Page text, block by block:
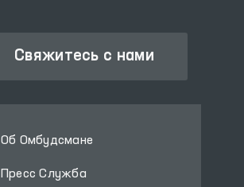
Свяжитесь с нами
Об Омбудсмане
Пресс Служба